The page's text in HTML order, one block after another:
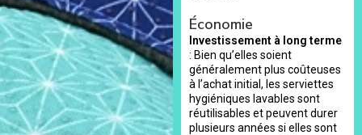
Économie
Investissement à long terme
: Bien qu’elles soient
généralement plus coûteuses
à l’achat initial, les serviettes
hygiéniques lavables sont
réutilisables et peuvent durer
plusieurs années si elles sont